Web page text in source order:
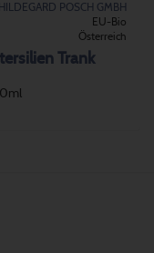
POSCH GMBH
EU-Bio
Österreich
Trank